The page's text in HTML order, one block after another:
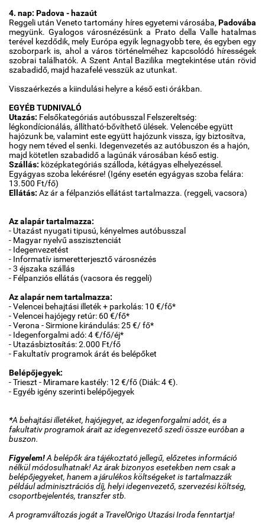
4. nap: Padova - hazaút
Reggeli után Veneto tartomány híres egyetemi városába, Padovába
megyünk. Gyalogos városnézésünk a Prato della Valle hatalmas
terével kezdődik, mely Európa egyik legnagyobb tere, és egyben egy
szoborpark is, ahol a város történelméhez kapcsolódó hírességek
szobrai találhatók. A Szent Antal Bazilika megtekintése után rövid
szabadidő, majd hazafelé vesszük az utunkat.
Visszaérkezés a kiindulási helyre a késő esti órákban.
EGYÉB TUDNIVALÓ
Utazás: Felsőkategóriás autóbusszal Felszereltség:
légkondícionálás, állítható-bővíthető ülések. Velencébe együtt
hajózunk be, valamint este együtt hajózunk vissza, így biztosítva,
hogy nem téved el senki. Idegenvezetés az autóbuszon és a hajón,
majd kötetlen szabadidő a lagúnák városában késő estig.
Szállás: középkategóriás szálloda, kétágyas elhelyezéssel.
Egyágyas szoba lekérésre! (Igény esetén egyágyas szoba felára:
13.500 Ft/fő)
Ellátás: Az ár a félpanziós ellátást tartalmazza. (reggeli, vacsora)
Az alapár tartalmazza:
- Utazást nyugati tipusú, kényelmes autóbusszal
- Magyar nyelvű asszisztenciát
- Idegenvezetést
- Informatív ismeretterjesztő városnézés
- 3 éjszaka szállás
- Félpanziós ellátás (vacsora és reggeli)
Az alapár nem tartalmazza:
- Velencei behajtási illeték + parkolás: 10 €/fő*
- Velencei hajójegy retúr: 60 €/fő*
- Verona - Sirmione kirándulás: 25 €/ fő*
- Idegenforgalmi adó: 4 €/fő/éj*
- Utazásbiztosítás: 2.000 Ft/fő
- Fakultatív programok árát és belépőket
Belépőjegyek:
- Trieszt - Miramare kastély: 12 €/fő (Diák: 4 €).
- Egyéb igény szerinti belépőjegyek
*A behajtási illetéket, hajójegyet, az idegenforgalmi adót, és a
fakultativ programok árait az idegenvezető szedi össze euróban a
buszon.
Figyelem!A belépők ára tájékoztató jellegű, előzetes információ
nélkül módosulhatnak! Az árak bizonyos esetekben nem csak a
belépőjegyeket, hanem a járulékos költségeket is tartalmazzák
például adminisztrációs díj, helyi idegenvezető, szervezési költség,
csoportbejelentés, transzfer stb.
A programváltozás jogát a TravelOrigo Utazási Iroda fenntartja!